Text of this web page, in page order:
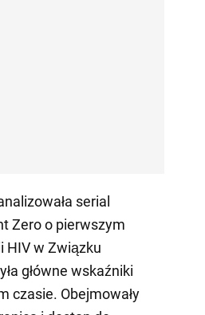
serial
Zero o pierwszym
HIV w Związku
główne wskaźniki
czasie. Obejmowały